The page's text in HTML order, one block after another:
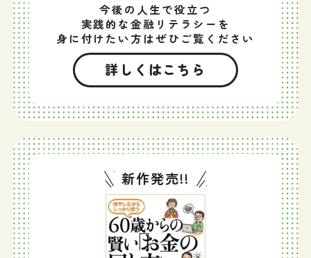
今後の人生で役立つ
実践的な金融リテラシーを
身に付けたい方はぜひご覧ください
詳しくはこちら
新作発売!!